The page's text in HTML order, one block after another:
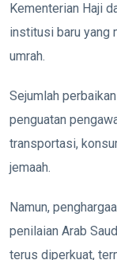
Kementerian Haji
institusi baru yang
umrah.
Sejumlah
penguatan
transportasi,
jemaah.
Namun,
penilaian Arab
terus diperkuat,